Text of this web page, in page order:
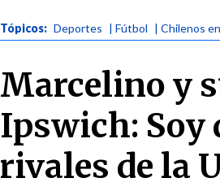
Tópicos: Deportes | Fútbol | Chilenos
Marcelino y
Ipswich: Soy
rivales de la